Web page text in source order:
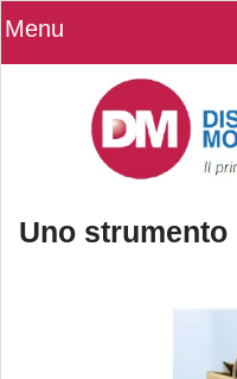
Menu
Uno